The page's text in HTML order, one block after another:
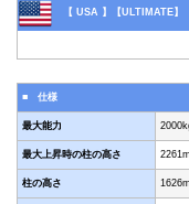
【 USA 】【
■ 仕様
最大能力
最大上昇時の柱の高さ
柱の高さ